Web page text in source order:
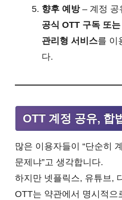
향후 예방– 계정 공
공식 OTT 구독 또
관리형 서비스를 이
다.
OTT 계정 공유, 합
많은 이용자들이 “단순히
문제냐”고 생각합니다.
하지만 넷플릭스, 유튜브,
OTT는 약관에서 명시적으